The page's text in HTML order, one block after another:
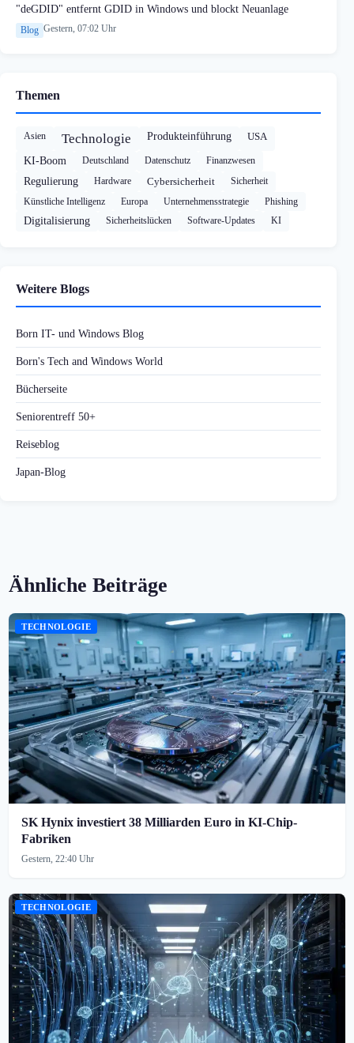
"deGDID" entfernt GDID in Windows und blockt Neuanlage
Blog Gestern, 07:02 Uhr
Themen
Asien Technologie Produkteinführung USA
KI-Boom Deutschland Datenschutz Finanzwesen
Regulierung Hardware Cybersicherheit
Sicherheit
Künstliche Intelligenz
Europa Unternehmensstrategie Phishing
Digitalisierung Sicherheitslücken Software-Updates KI
Weitere Blogs
Born IT- und Windows Blog
Born's Tech and Windows World
Bücherseite
Seniorentreff 50+
Reiseblog
Japan-Blog
Ähnliche Beiträge
TECHNOLOGIE
SK Hynix investiert 38 Milliarden Euro in KI-Chip-
Fabriken
Gestern, 22:40 Uhr
TECHNOLOGIE